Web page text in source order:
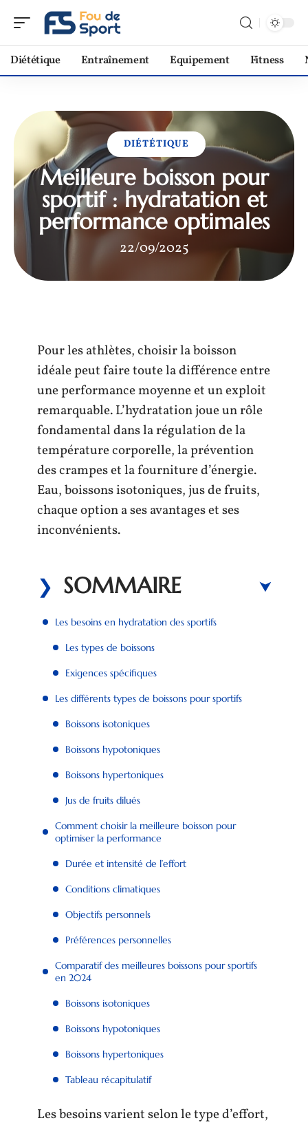
Diététique Entraînement Equipement Fitness
DIÉTÉTIQUE
Meilleure boisson pour
sportif : hydratation et
performance optimales
22/09/2025
Pour les athlètes, choisir la boisson
idéale peut faire toute la différence entre
une performance moyenne et un exploit
remarquable. L’hydratation joue un rôle
fondamental dans la régulation de la
température corporelle, la prévention
des crampes et la fourniture d’énergie.
Eau, boissons isotoniques, jus de fruits,
chaque option a ses avantages et ses
inconvénients.
SOMMAIRE
Les besoins en hydratation des sportifs
Les types de boissons
Exigences spécifiques
Les différents types de boissons pour sportifs
Boissons isotoniques
Boissons hypotoniques
Boissons hypertoniques
Jus de fruits dilués
Comment choisir la meilleure boisson pour
optimiser la performance
Durée et intensité de l’effort
Conditions climatiques
Objectifs personnels
Préférences personnelles
Comparatif des meilleures boissons pour sportifs
en 2024
Boissons isotoniques
Boissons hypotoniques
Boissons hypertoniques
Tableau récapitulatif
Les besoins varient selon le type d’effort,